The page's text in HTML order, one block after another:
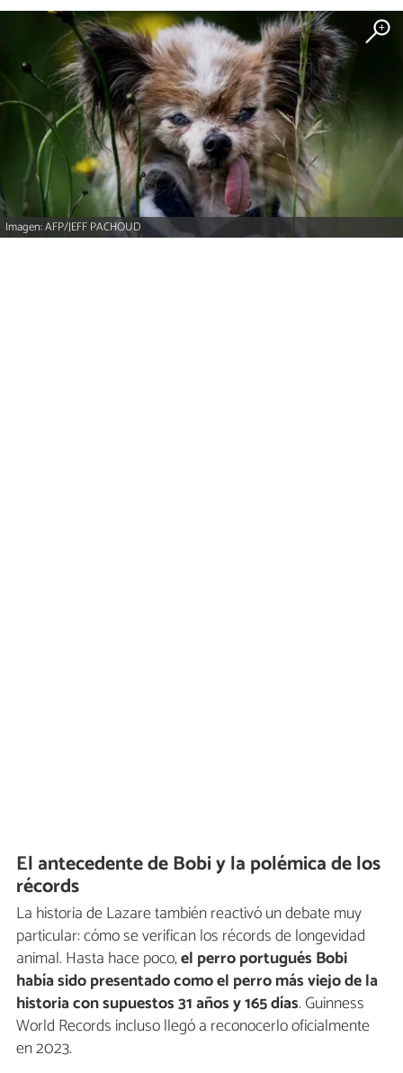
Imagen: AFP/JEFF PACHOUD
El antecedente de Bobi y la polémica de los
récords
La historia de Lazare también reactivó un debate muy
particular: cómo se verifican los récords de longevidad
animal. Hasta hace poco,el perro portugués Bobi
había sido presentado como el perro más viejo de la
historia con supuestos 31 años y 165 días. Guinness
World Records incluso llegó a reconocerlo oficialmente
en 2023.